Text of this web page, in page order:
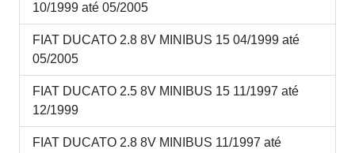
10/1999 até 05/2005
FIAT DUCATO 2.8 8V MINIBUS 15 04/1999 até
05/2005
FIAT DUCATO 2.5 8V MINIBUS 15 11/1997 até
12/1999
FIAT DUCATO 2.8 8V MINIBUS 11/1997 até